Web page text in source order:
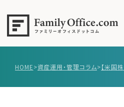
HOME>資産運用・管理コラム>